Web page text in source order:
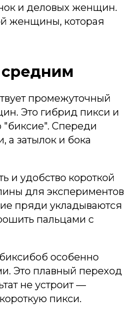
и деловых женщин.
женщины, которая
промежуточный
Это гибрид пикси и
"биксие". Спереди
а затылок и бока
и удобство короткой
для экспериментов
пряди укладываются
пальцами с
особенно
Это плавный переход
не устроит —
пикси.